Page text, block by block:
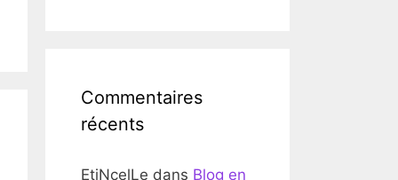
Commentaires
récents
EtiNcelLe dans Blog en